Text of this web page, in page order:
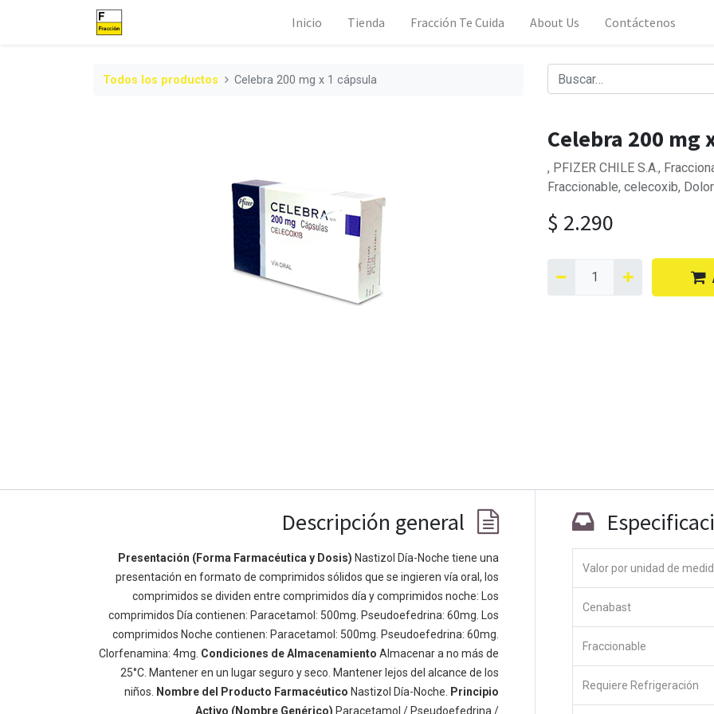
Inicio Tienda Fracción Te Cuida About Us Contáctenos
Todos los productos Celebra 200 mg x 1 cápsula
Celebra 200 mg
, PFIZER CHILE S.A.,
Fraccionable, celecoxib,
$ 2.290
Descripción general
Presentación (Forma Farmacéutica y Dosis) Nastizol Día-Noche tiene una
presentación en formato de comprimidos sólidos que se ingieren vía oral, los
comprimidos se dividen entre comprimidos día y comprimidos noche: Los
comprimidos Día contienen: Paracetamol: 500mg. Pseudoefedrina: 60mg. Los
comprimidos Noche contienen: Paracetamol: 500mg. Pseudoefedrina: 60mg.
Clorfenamina: 4mg. Condiciones de Almacenamiento Almacenar a no más de
25°C. Mantener en un lugar seguro y seco. Mantener lejos del alcance de los
niños.
Nombre del Producto Farmacéutico Nastizol Día-Noche.
Principio
Activo (Nombre Genérico) Paracetamol / Pseudoefedrina /
Valor por unidad de
Cenabast
Fraccionable
Requiere Refrigeración
Enlaces de Ínteres
Inicio
Acerca de
Productos
Servicios
Política de privacidad
Acerca de
Somos un equipo de personas apasionadas cuyo objetivo es
mejorar la vida de todos a través de productos disruptivos.
Construimos grandes productos para resolver sus problemas
de negocio. Nuestros productos están diseñados para
pequeñas y medianas empresas dispuestas a optimizar su
rendimiento.